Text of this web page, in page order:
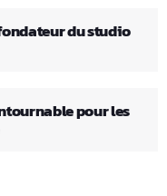
du studio
pour les